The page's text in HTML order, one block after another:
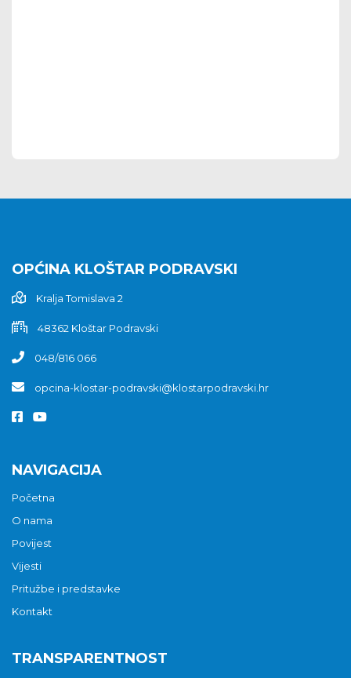
OPĆINA KLOŠTAR PODRAVSKI
Kralja Tomislava 2
48362 Kloštar Podravski
048/816 066
opcina-klostar-podravski@klostarpodravski.hr
NAVIGACIJA
Početna
O nama
Povijest
Vijesti
Pritužbe i predstavke
Kontakt
TRANSPARENTNOST